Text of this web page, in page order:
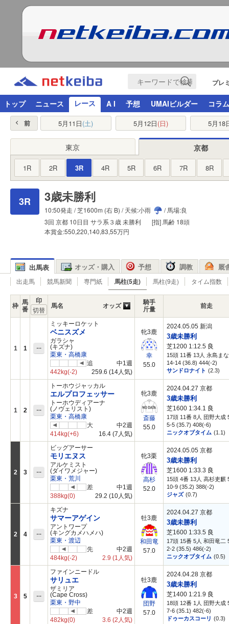
プレ
トップ ニュース レース A I 予想 UMAIビルダー コラム
前 5月11日(土) 5月12日(日) 5月18
東京 京都
1R 2R 3R 4R 5R 6R 7R 8R
3R 3歳未勝利
10:50発走 /芝1600m (右 B) / 天候:小雨
/ 馬場:良
3回 京都 10日目 サラ系３歳未勝利 [指] 馬齢 18頭
本賞金:550,220,140,83,55万円
出馬表 オッズ・購入 予想 調教 厩
出走馬 競馬新聞 専門紙 馬柱(5走) 馬柱(9走) タイム指数
枠 馬
番
印
馬名 オッズ
騎手
斤量
前走
1 1 --
ミッキーロケット
ベニスズメ
ガラシャ
(キズナ)
栗東・高橋康
追
中1週
442kg(-2) 259.6 (14人気)
牝3鹿
幸
55.0
2024.05.05 新潟
3歳未勝利
芝1200 1:12.5 良
15頭 11番 13人 永島ま
14-14 (36.8) 444(-2)
サンドロナイト (2.3)
1 2 --
トーホウジャッカル
エルプロフェッサー
トーホウディアーナ
(ノヴェリスト)
栗東・高橋康
大
中2週
414kg(+6) 16.4 (7人気)
牝3鹿
斎藤
55.0
2024.04.27 京都
3歳未勝利
芝1600 1:34.1 良
17頭 11番 8人 団野大成
5-5 (35.7) 408(-6)
ニックオブタイム (1.1)
2 3 --
ビッグアーサー
モリエヌス
アルケミスト
(ダイワメジャー)
栗東・荒川
差
中1週
388kg(0) 29.2 (10人気)
牝3栗
高杉
52.0
2024.05.05 京都
3歳未勝利
芝1600 1:33.3 良
15頭 4番 13人 高杉吏麒
10-9 (35.2) 388(-2)
ジャズ (0.7)
2 4 --
キズナ
サマーアゲイン
アントワープ
(キングカメハメハ)
栗東・渡辺
先
中2週
484kg(-2) 2.9 (1人気)
牡3鹿
和田竜
57.0
2024.04.27 京都
3歳未勝利
芝1600 1:33.5 良
17頭 15番 5人 和田竜二
2-2 (35.5) 486(-2)
ニックオブタイム (0.5)
3 5 --
ファインニードル
サリュエ
ザミリア
(Cape Cross)
栗東・野中
差
中2週
482kg(0) 3.6 (2人気)
牡3鹿
団野
57.0
2024.04.28 京都
3歳未勝利
芝1400 1:21.9 良
18頭 12番 1人 団野大成
7-6 (35.1) 482(-6)
ドゥーカスコーリ (0.3)